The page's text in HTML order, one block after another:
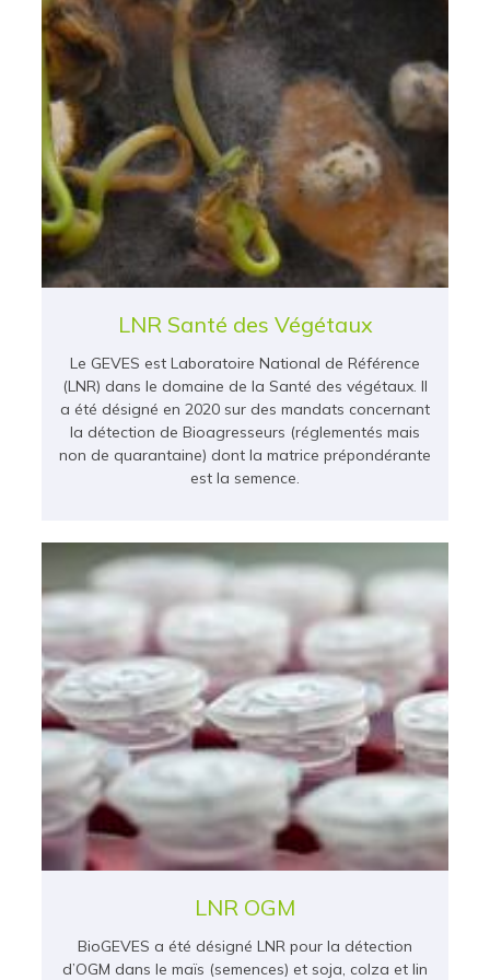
LNR Santé des Végétaux
Le GEVES est Laboratoire National de Référence
(LNR) dans le domaine de la Santé des végétaux. Il
a été désigné en 2020 sur des mandats concernant
la détection de Bioagresseurs (réglementés mais
non de quarantaine) dont la matrice prépondérante
est la semence.
LNR OGM
BioGEVES a été désigné LNR pour la détection
d’OGM dans le maïs (semences) et soja, colza et lin